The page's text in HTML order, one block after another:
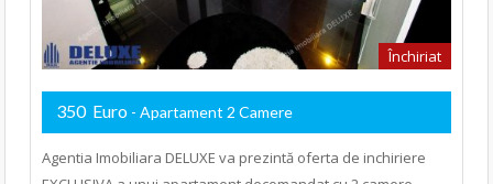
Închiriat
350 Euro - Apartament 2 Camere
Agentia Imobiliara DELUXE va prezintă oferta de inchiriere